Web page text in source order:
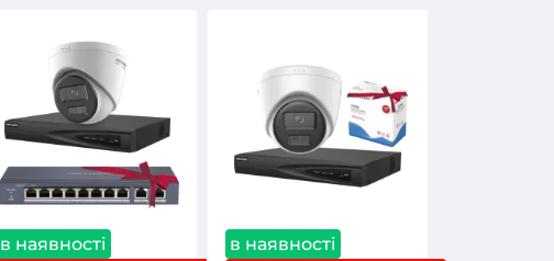
в наявності
в наявності